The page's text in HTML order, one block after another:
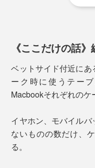
折りたためば、コロン
を固定できる、安定感
ヒンジ部分は両側から
《ここだけの話
ベットサイド付近に
ーク時に使うテーブ
Macbookそれぞれの
イヤホン、モバイル
ないものの数だけ、
る。